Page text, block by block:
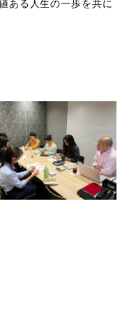
ある人生の一歩を共に